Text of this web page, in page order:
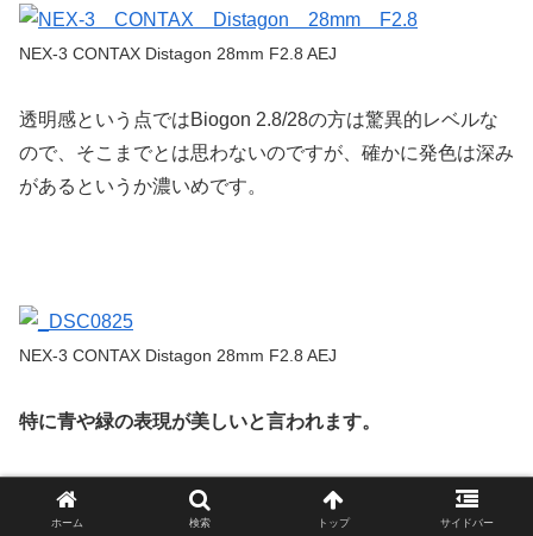
NEX-3 CONTAX Distagon 28mm F2.8 AEJ
透明感という点ではBiogon 2.8/28の方は驚異的レベルな
ので、そこまでとは思わないのですが、確かに発色は深み
があるというか濃いめです。
NEX-3 CONTAX Distagon 28mm F2.8 AEJ
特に青や緑の表現が美しいと言われます。
ホーム 検索 トップ サイドバー